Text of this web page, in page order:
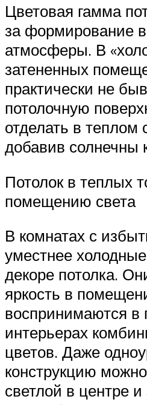
Цветовая гамма
за формирование
атмосферы. В
затененных
практически не
потолочную
отделать в теплом
добавив солнечны
Потолок в теплых
помещению света
В комнатах с
уместнее
декоре потолка.
яркость в
воспринимаются в
интерьерах
цветов. Даже
конструкцию
светлой в центре